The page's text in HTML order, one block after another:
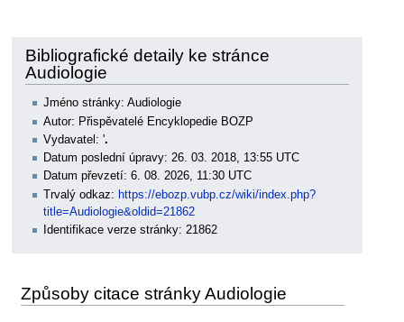
navigaci
vyhledávání
Bibliografické detaily ke stránce
Audiologie
Jméno stránky: Audiologie
Autor: Přispěvatelé Encyklopedie BOZP
Vydavatel: '.
Datum poslední úpravy: 26. 03. 2018, 13:55 UTC
Datum převzetí: 6. 08. 2026, 11:30 UTC
Trvalý odkaz: https://ebozp.vubp.cz/wiki/index.php?
title=Audiologie&oldid=21862
Identifikace verze stránky: 21862
Způsoby citace stránky Audiologie